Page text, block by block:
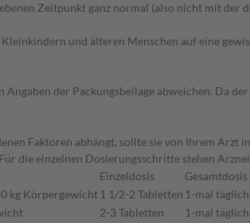
Zeitpunkt ganz normal (also nicht mit der
und älteren Menschen auf eine
der Packungsbeilage abweichen. Da
Faktoren abhängt, sollte sie von Ihrem
die einzelnen Dosierungsschritte stehen
Einzeldosis Gesamtdosis
kg Körpergewicht 1 1/2-2 Tabletten 1-mal täglich
2-3 Tabletten 1-mal täglich